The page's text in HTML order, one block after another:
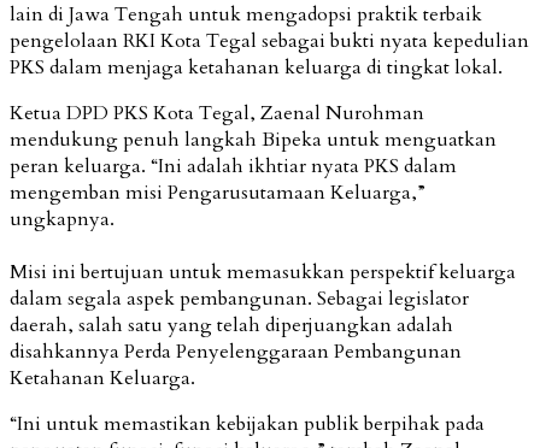
lain di Jawa Tengah untuk mengadopsi praktik terbaik
pengelolaan RKI Kota Tegal sebagai bukti nyata kepedulian
PKS dalam menjaga ketahanan keluarga di tingkat lokal.
Ketua DPD PKS Kota Tegal, Zaenal Nurohman
mendukung penuh langkah Bipeka untuk menguatkan
peran keluarga. “Ini adalah ikhtiar nyata PKS dalam
mengemban misi Pengarusutamaan Keluarga,”
ungkapnya.
Misi ini bertujuan untuk memasukkan perspektif keluarga
dalam segala aspek pembangunan. Sebagai legislator
daerah, salah satu yang telah diperjuangkan adalah
disahkannya Perda Penyelenggaraan Pembangunan
Ketahanan Keluarga.
“Ini untuk memastikan kebijakan publik berpihak pada